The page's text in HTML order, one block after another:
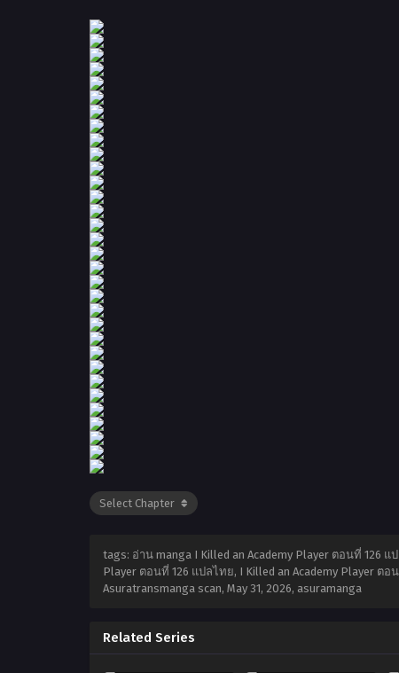
tags: อ่าน manga I Killed an Academy Player ตอนที่ 126
Player ตอนที่ 126 แปลไทย, I Killed an Academy Player ตอ
Asuratransmanga scan, May 31, 2026, asuramanga
Related Series